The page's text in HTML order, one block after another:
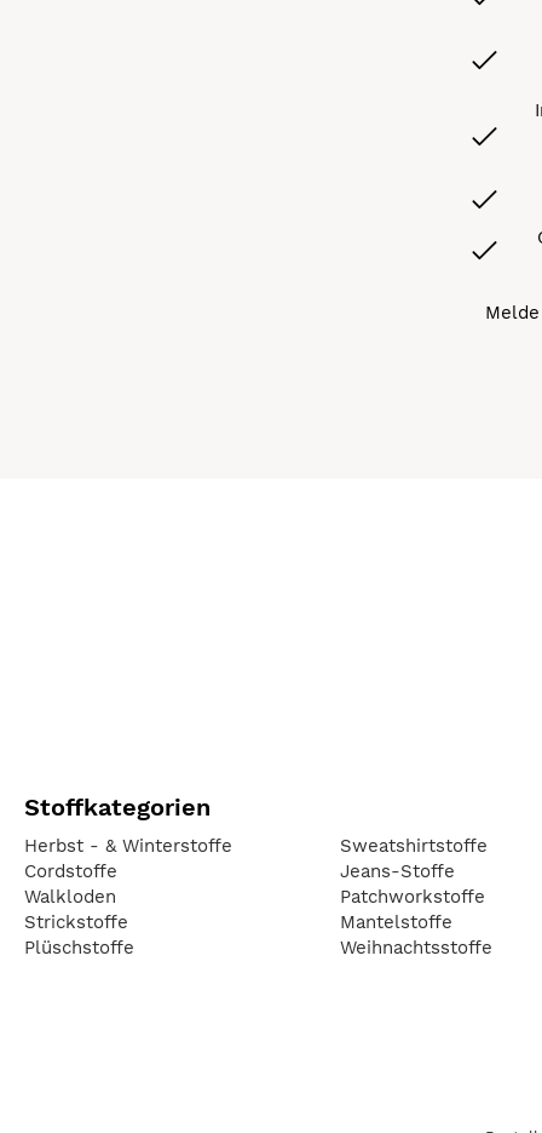
Stoffkategorien
Herbst - & Winterstoffe
Cordstoffe
Walkloden
Strickstoffe
Plüschstoffe
Sweatshirtstoffe
Jeans-Stoffe
Patchworkstoffe
Mantelstoffe
Weihnachtsstoffe